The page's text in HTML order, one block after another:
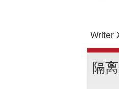
Writer
隔